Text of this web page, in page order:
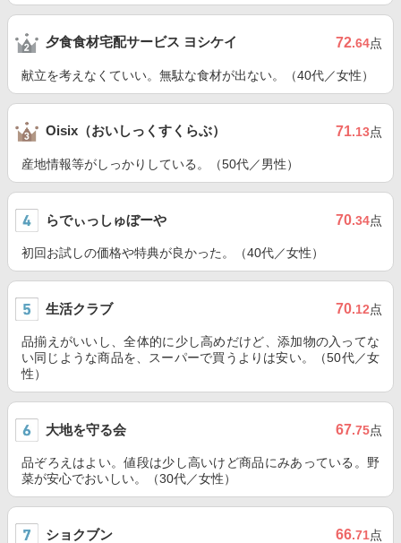
夕食食材宅配サービス ヨシケイ 72.64点
献立を考えなくていい。無駄な食材が出ない。（40代／女性）
Oisix（おいしっくすくらぶ） 71.13点
産地情報等がしっかりしている。（50代／男性）
らでぃっしゅぼーや 70.34点
初回お試しの価格や特典が良かった。（40代／女性）
生活クラブ 70.12点
品揃えがいいし、全体的に少し高めだけど、添加物の入ってな
い同じような商品を、スーパーで買うよりは安い。（50代／女
性）
大地を守る会 67.75点
品ぞろえはよい。値段は少し高いけど商品にみあっている。野
菜が安心でおいしい。（30代／女性）
ショクブン 66.71点